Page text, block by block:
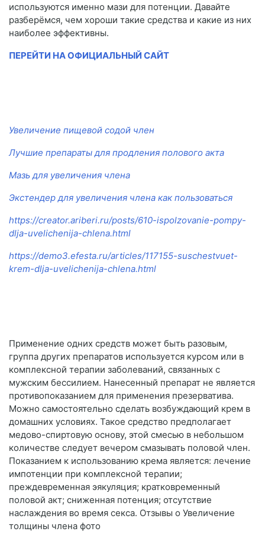
используются именно мази для потенции. Давайте
разберёмся, чем хороши такие средства и какие из них
наиболее эффективны.
ПЕРЕЙТИ НА ОФИЦИАЛЬНЫЙ САЙТ
Увеличение пищевой содой член
Лучшие препараты для продления полового акта
Мазь для увеличения члена
Экстендер для увеличения члена как пользоваться
https://creator.ariberi.ru/posts/610-ispolzovanie-pompy-
dlja-uvelichenija-chlena.html
https://demo3.efesta.ru/articles/117155-suschestvuet-
krem-dlja-uvelichenija-chlena.html
Применение одних средств может быть разовым,
группа других препаратов используется курсом или в
комплексной терапии заболеваний, связанных с
мужским бессилием. Нанесенный препарат не является
противопоказанием для применения презерватива.
Можно самостоятельно сделать возбуждающий крем в
домашних условиях. Такое средство предполагает
медово-спиртовую основу, этой смесью в небольшом
количестве следует вечером смазывать половой член.
Показанием к использованию крема является: лечение
импотенции при комплексной терапии;
преждевременная эякуляция; кратковременный
половой акт; сниженная потенция; отсутствие
наслаждения во время секса. Отзывы о Увеличение
толщины члена фото